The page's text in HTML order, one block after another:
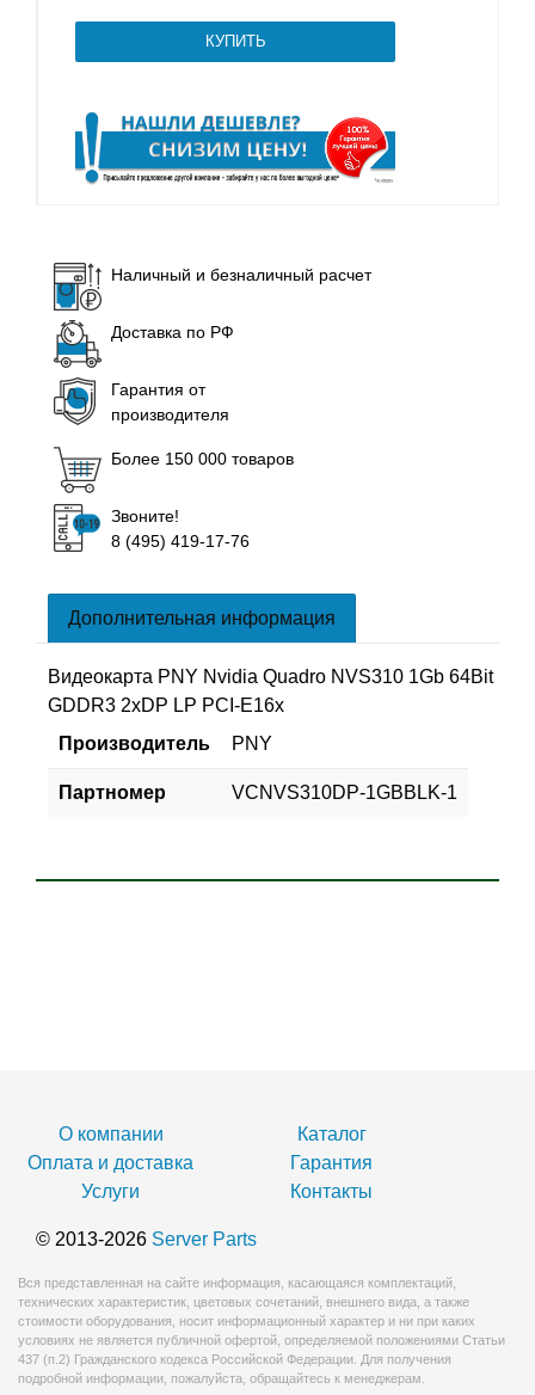
Наличный и безналичный расчет
Доставка по РФ
Гарантия от
производителя
Более 150 000 товаров
Звоните!
8 (495) 419-17-76
Дополнительная информация
Видеокарта PNY Nvidia Quadro NVS310 1Gb 64Bit
GDDR3 2xDP LP PCI-E16x
Производитель
PNY
Партномер VCNVS310DP-1GBBLK-1
О компании
Каталог
Оплата и доставка
Гарантия
Услуги
Контакты
© 2013-2026 Server Parts
Вся представленная на сайте информация, касающаяся комплектаций,
технических характеристик, цветовых сочетаний, внешнего вида, а также
стоимости оборудования, носит информационный характер и ни при каких
условиях не является публичной офертой, определяемой положениями Статьи
437 (п.2) Гражданского кодекса Российской Федерации. Для получения
подробной информации, пожалуйста, обращайтесь к менеджерам.